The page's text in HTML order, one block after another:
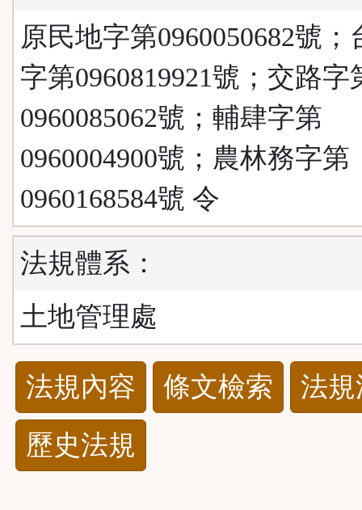
原民地字第0960050682號；
字第0960819921號；交路字
0960085062號；輔肆字第
0960004900號；農林務字第
0960168584號 令
法規體系：
土地管理處
法
規
功
法規內容 條文檢索
法
歷史法規